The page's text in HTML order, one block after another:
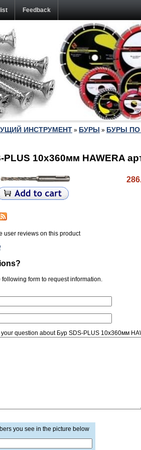
Feedback
ИНСТРУМЕНТ » БУРЫ » БУРЫ ПО
PLUS 10х360мм HAWERA
user reviews on this product
following form to request information.
question about Бур SDS-PLUS 10х360мм
you see in the picture below